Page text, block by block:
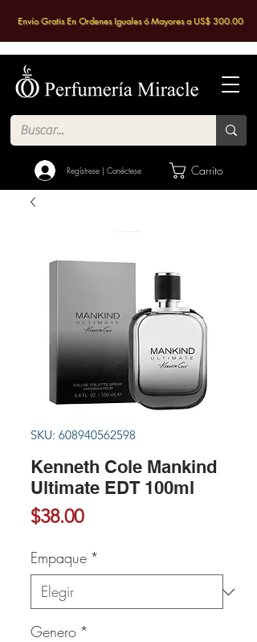
Regístrese | Conéctese Carrito
Envío Gratis En Ordenes Iguales ó Mayores a US$ 300.00
SKU: 608940562598
Kenneth Cole Mankind
Ultimate EDT 100ml
$38.00Precio
Empaque *
Genero *